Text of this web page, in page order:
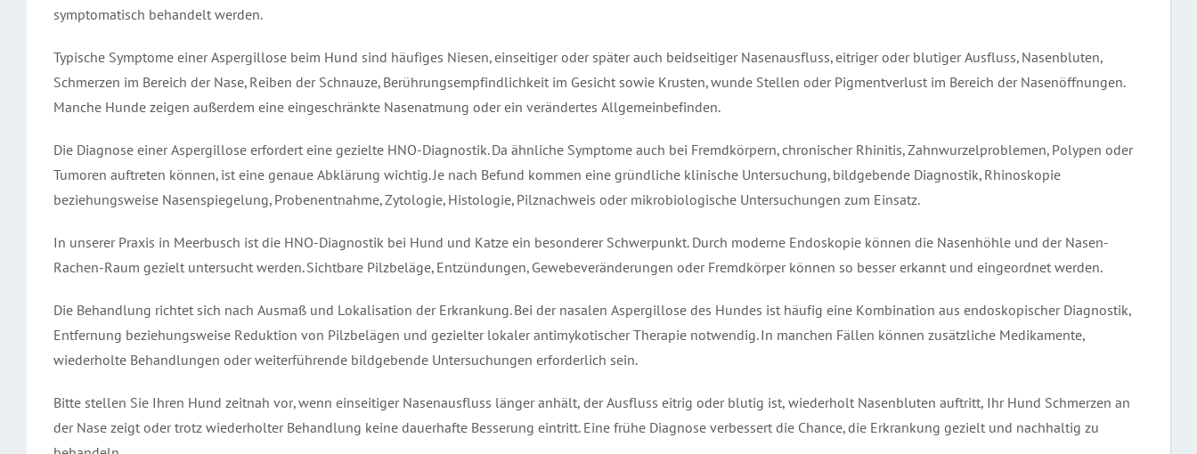
symptomatisch behandelt werden.
Typische Symptome einer Aspergillose beim Hund sind häufiges Niesen, einseitiger oder später auch beidseitiger Nasenausfluss, eitriger oder blutiger Ausfluss, Nasenbluten,
Schmerzen im Bereich der Nase, Reiben der Schnauze, Berührungsempfindlichkeit im Gesicht sowie Krusten, wunde Stellen oder Pigmentverlust im Bereich der Nasenöffnungen.
Manche Hunde zeigen außerdem eine eingeschränkte Nasenatmung oder ein verändertes Allgemeinbefinden.
Die Diagnose einer Aspergillose erfordert eine gezielte HNO-Diagnostik. Da ähnliche Symptome auch bei Fremdkörpern, chronischer Rhinitis, Zahnwurzelproblemen, Polypen oder
Tumoren auftreten können, ist eine genaue Abklärung wichtig. Je nach Befund kommen eine gründliche klinische Untersuchung, bildgebende Diagnostik, Rhinoskopie
beziehungsweise Nasenspiegelung, Probenentnahme, Zytologie, Histologie, Pilznachweis oder mikrobiologische Untersuchungen zum Einsatz.
In unserer Praxis in Meerbusch ist die HNO-Diagnostik bei Hund und Katze ein besonderer Schwerpunkt. Durch moderne Endoskopie können die Nasenhöhle und der Nasen-
Rachen-Raum gezielt untersucht werden. Sichtbare Pilzbeläge, Entzündungen, Gewebeveränderungen oder Fremdkörper können so besser erkannt und eingeordnet werden.
Die Behandlung richtet sich nach Ausmaß und Lokalisation der Erkrankung. Bei der nasalen Aspergillose des Hundes ist häufig eine Kombination aus endoskopischer Diagnostik,
Entfernung beziehungsweise Reduktion von Pilzbelägen und gezielter lokaler antimykotischer Therapie notwendig. In manchen Fällen können zusätzliche Medikamente,
wiederholte Behandlungen oder weiterführende bildgebende Untersuchungen erforderlich sein.
Bitte stellen Sie Ihren Hund zeitnah vor, wenn einseitiger Nasenausfluss länger anhält, der Ausfluss eitrig oder blutig ist, wiederholt Nasenbluten auftritt, Ihr Hund Schmerzen an
der Nase zeigt oder trotz wiederholter Behandlung keine dauerhafte Besserung eintritt. Eine frühe Diagnose verbessert die Chance, die Erkrankung gezielt und nachhaltig zu